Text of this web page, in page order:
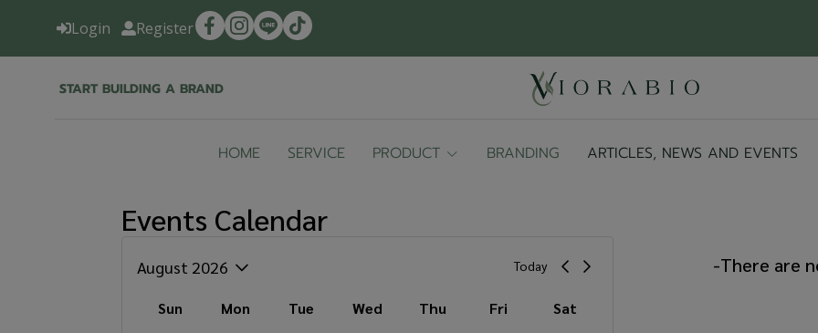
Login Register
START BUILDING A BRAND
HOME SERVICE PRODUCT BRANDING ARTICLES, NEWS AND EVENTS
Events Calendar
August 2026 Today
Sun Mon Tue Wed Thu Fri Sat
-There are